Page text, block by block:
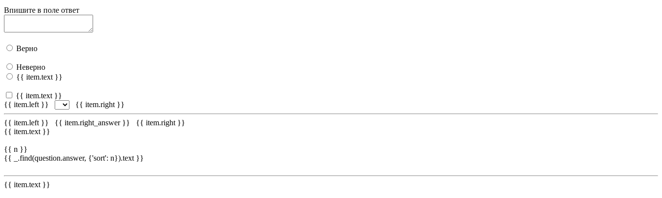
Впишите в поле ответ
Верно
Неверно
{{ item.text }}
{{ item.text }}
{{ item.left }}
{{ item.right }}
{{ item.left }} {{ item.right_answer }}
{{ item.right }}
{{ item.text }}
{{ n }}
{{ _.find(question.answer, {'sort': n}).text }}
{{ item.text }}